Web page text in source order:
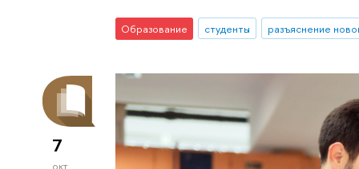
Образование студенты разъяснение
7
окт